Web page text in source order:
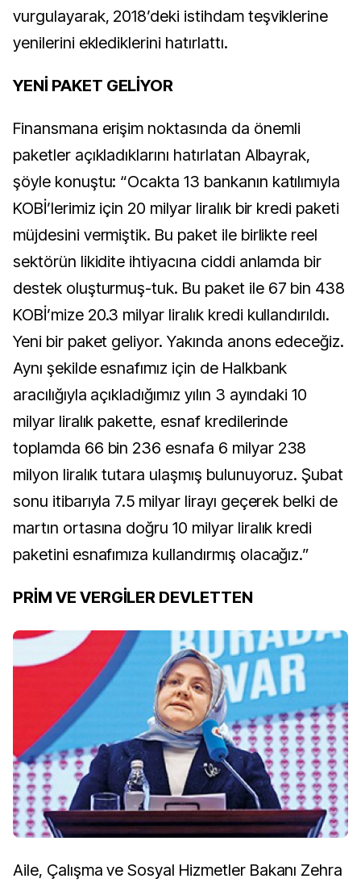
vurgulayarak, 2018’deki istihdam teşviklerine
yenilerini eklediklerini hatırlattı.
YENİ PAKET GELİYOR
Finansmana erişim noktasında da önemli
paketler açıkladıklarını hatırlatan Albayrak,
şöyle konuştu: “Ocakta 13 bankanın katılımıyla
KOBİ’lerimiz için 20 milyar liralık bir kredi paketi
müjdesini vermiştik. Bu paket ile birlikte reel
sektörün likidite ihtiyacına ciddi anlamda bir
destek oluşturmuş-tuk. Bu paket ile 67 bin 438
KOBİ’mize 20.3 milyar liralık kredi kullandırıldı.
Yeni bir paket geliyor. Yakında anons edeceğiz.
Aynı şekilde esnafımız için de Halkbank
aracılığıyla açıkladığımız yılın 3 ayındaki 10
milyar liralık pakette, esnaf kredilerinde
toplamda 66 bin 236 esnafa 6 milyar 238
milyon liralık tutara ulaşmış bulunuyoruz. Şubat
sonu itibarıyla 7.5 milyar lirayı geçerek belki de
martın ortasına doğru 10 milyar liralık kredi
paketini esnafımıza kullandırmış olacağız.”
PRİM VE VERGİLER DEVLETTEN
Aile, Çalışma ve Sosyal Hizmetler Bakanı Zehra